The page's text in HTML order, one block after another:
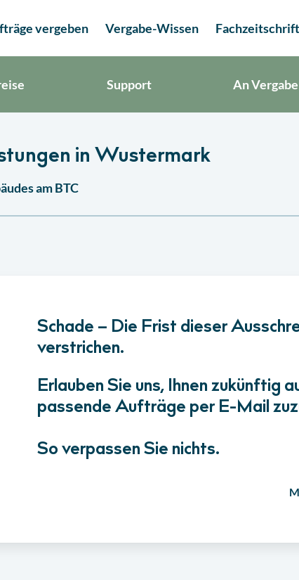
vergeben Vergabe-Wissen
Support An
in Wustermark
am BTC
Schade – Die Frist dieser
verstrichen.
Erlauben Sie uns, Ihnen zukünftig
passende Aufträge per E-Mail
So verpassen Sie nichts.